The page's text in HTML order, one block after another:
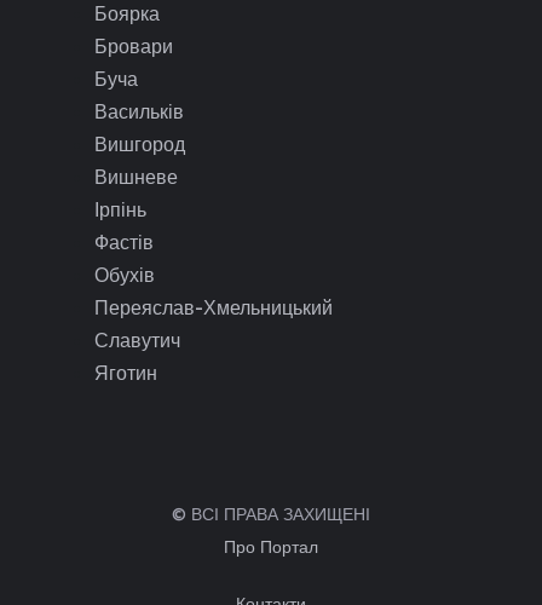
Боярка
Бровари
Буча
Васильків
Вишгород
Вишневе
Ірпінь
Фастів
Обухів
Переяслав-Хмельницький
Славутич
Яготин
© ВСІ ПРАВА ЗАХИЩЕНІ
Про Портал